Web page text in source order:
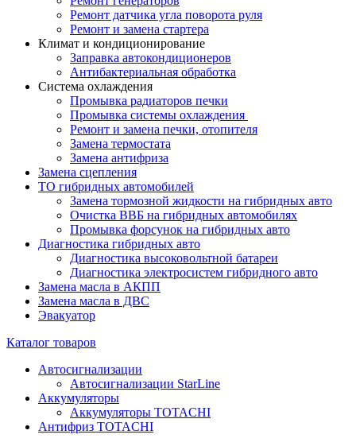
Ремонт датчика угла поворота руля
Ремонт и замена стартера
Климат и кондиционирование
Заправка автокондиционеров
Антибактериальная обработка
Система охлаждения
Промывка радиаторов печки
Промывка системы охлаждения
Ремонт и замена печки, отопителя
Замена термостата
Замена антифриза
Замена сцепления
ТО гибридных автомобилей
Замена тормозной жидкости на гибридных авто
Очистка ВВБ на гибридных автомобилях
Промывка форсунок на гибридных авто
Диагностика гибридных авто
Диагностика высоковольтной батареи
Диагностика электросистем гибридного авто
Замена масла в АКПП
Замена масла в ДВС
Эвакуатор
Каталог товаров
Автосигнализации
Автосигнализации StarLine
Аккумуляторы
Аккумуляторы TOTACHI
Антифриз TOTACHI